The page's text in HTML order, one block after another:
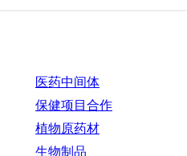
医药中间体
保健项目合作
植物原药材
生物制品